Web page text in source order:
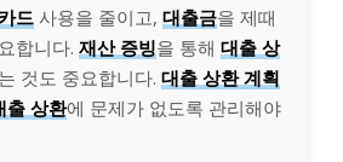
드 사용을 줄이고, 대출금을 제때
합니다. 재산 증빙을 통해 대출 상
것도 중요합니다. 대출 상환 계획
출 상환에 문제가 없도록 관리해야